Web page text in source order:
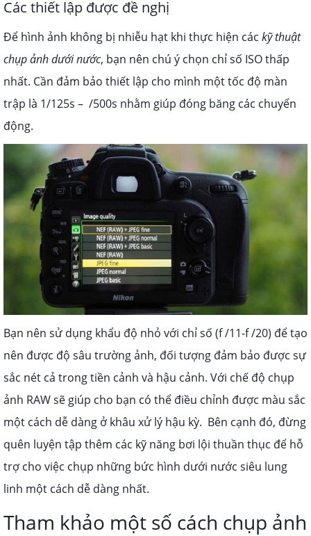
Các thiết lập được đề nghị
Để hình ảnh không bị nhiễu hạt khi thực hiện các kỹ thuật
chụp ảnh dưới nước, bạn nên chú ý chọn chỉ số ISO thấp
nhất. Cần đảm bảo thiết lập cho mình một tốc độ màn
trập là 1/125s – /500s nhằm giúp đóng băng các chuyển
động.
Bạn nên sử dụng khẩu độ nhỏ với chỉ số (f /11-f /20) để tạo
nên được độ sâu trường ảnh, đối tượng đảm bảo được sự
sắc nét cả trong tiền cảnh và hậu cảnh. Với chế độ chụp
ảnh RAW sẽ giúp cho bạn có thể điều chỉnh được màu sắc
một cách dễ dàng ở khâu xử lý hậu kỳ. Bên cạnh đó, đừng
quên luyện tập thêm các kỹ năng bơi lội thuần thục để hỗ
trợ cho việc chụp những bức hình dưới nước siêu lung
linh một cách dễ dàng nhất.
Tham khảo một số cách chụp ảnh